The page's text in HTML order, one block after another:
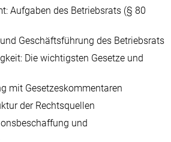
Aufgaben des Betriebsrats (§ 80
Geschäftsführung des Betriebsrats
Die wichtigsten Gesetze und
mit Gesetzeskommentaren
der Rechtsquellen
und